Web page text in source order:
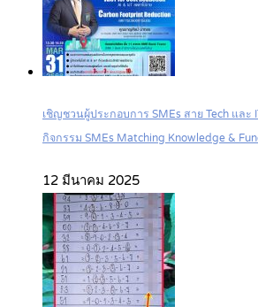
เชิญชวนผู้ประกอบการ SMEs สาย Tech และ
กิจกรรม SMEs Matching Knowledge &
12 มีนาคม 2025